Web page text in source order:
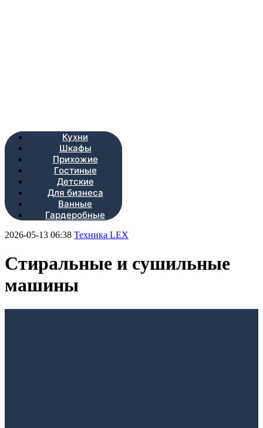
Кухни
Шкафы
Прихожие
Гостиные
Детские
Для бизнеса
Ванные
Гардеробные
2026-05-13 06:38 Техника LEX
Стиральные и сушильные
машины